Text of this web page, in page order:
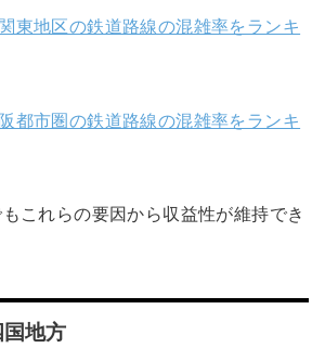
東地区の鉄道路線の混雑率をランキ
都市圏の鉄道路線の混雑率をランキ
これらの要因から収益性が維持でき
地方